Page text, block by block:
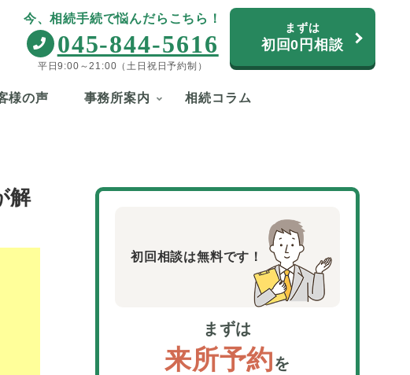
今、相続手続で悩んだらこちら！
045-844-5616
平日9:00～21:00（土日祝日予約制）
まずは
初回0円相談
様の声 事務所案内 相続コラム
解
初回相談は無料です！
まずは
来所予約を